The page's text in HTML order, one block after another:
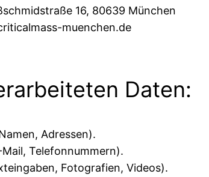
16, 80639 München
muenchen.de
Daten:
Adressen).
Telefonnummern).
Fotografien, Videos).